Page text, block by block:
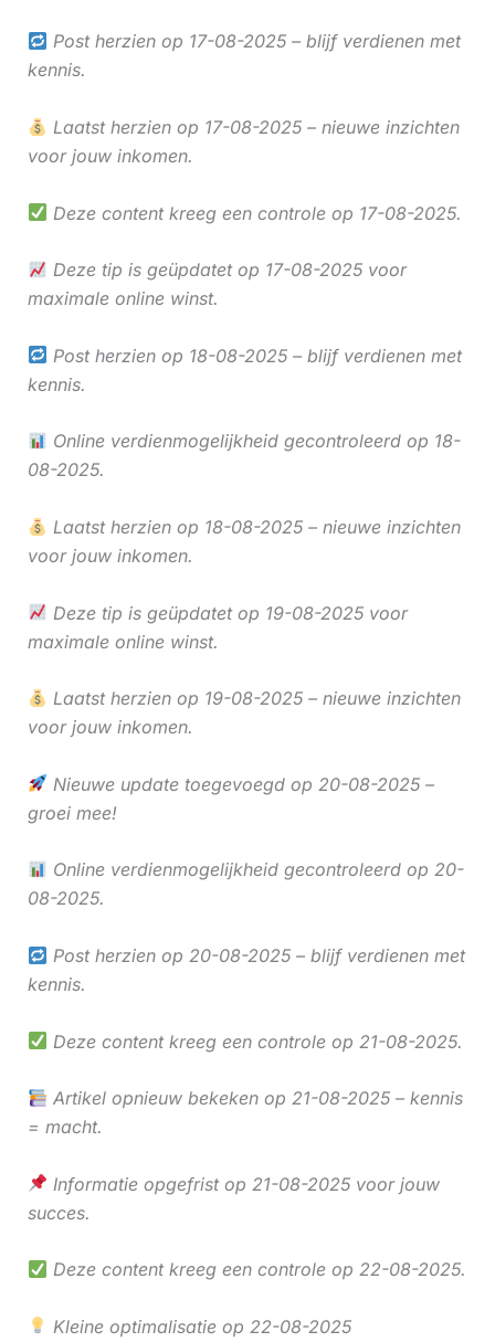
Post herzien op 17-08-2025 – blijf verdienen met
kennis.
Laatst herzien op 17-08-2025 – nieuwe inzichten
voor jouw inkomen.
Deze content kreeg een controle op 17-08-2025.
Deze tip is geüpdatet op 17-08-2025 voor
maximale online winst.
Post herzien op 18-08-2025 – blijf verdienen met
kennis.
Online verdienmogelijkheid gecontroleerd op 18-
08-2025.
Laatst herzien op 18-08-2025 – nieuwe inzichten
voor jouw inkomen.
Deze tip is geüpdatet op 19-08-2025 voor
maximale online winst.
Laatst herzien op 19-08-2025 – nieuwe inzichten
voor jouw inkomen.
Nieuwe update toegevoegd op 20-08-2025 –
groei mee!
Online verdienmogelijkheid gecontroleerd op 20-
08-2025.
Post herzien op 20-08-2025 – blijf verdienen met
kennis.
Deze content kreeg een controle op 21-08-2025.
Artikel opnieuw bekeken op 21-08-2025 – kennis
= macht.
Informatie opgefrist op 21-08-2025 voor jouw
succes.
Deze content kreeg een controle op 22-08-2025.
Kleine optimalisatie op 22-08-2025